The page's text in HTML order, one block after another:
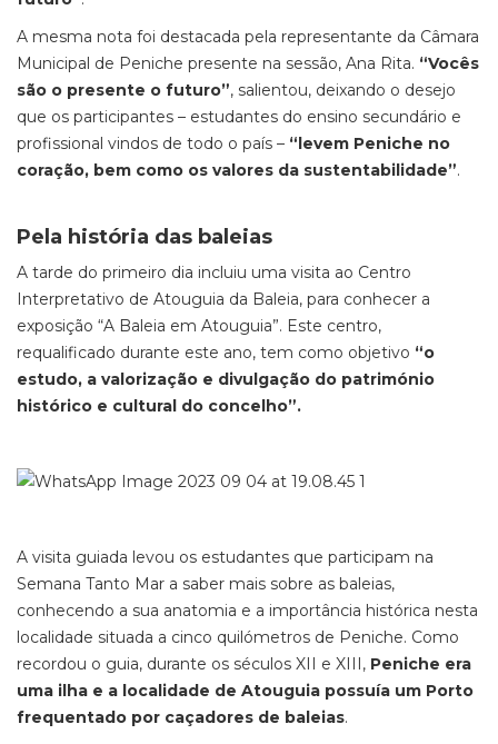
A mesma nota foi destacada pela representante da Câmara
Municipal de Peniche presente na sessão, Ana Rita. “Vocês
são o presente o futuro”, salientou, deixando o desejo
que os participantes – estudantes do ensino secundário e
profissional vindos de todo o país – “levem Peniche no
coração, bem como os valores da sustentabilidade”.
Pela história das baleias
A tarde do primeiro dia incluiu uma visita ao Centro
Interpretativo de Atouguia da Baleia, para conhecer a
exposição “A Baleia em Atouguia”. Este centro,
requalificado durante este ano, tem como objetivo “o
estudo, a valorização e divulgação do património
histórico e cultural do concelho”.
A visita guiada levou os estudantes que participam na
Semana Tanto Mar a saber mais sobre as baleias,
conhecendo a sua anatomia e a importância histórica nesta
localidade situada a cinco quilómetros de Peniche. Como
recordou o guia, durante os séculos XII e XIII, Peniche era
uma ilha e a localidade de Atouguia possuía um Porto
frequentado por caçadores de baleias.